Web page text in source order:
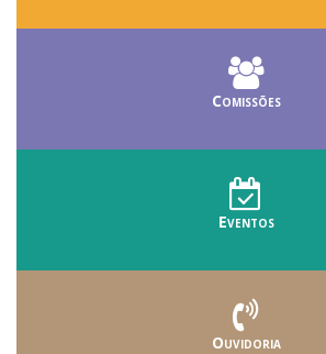
Comissões
Eventos
Ouvidoria